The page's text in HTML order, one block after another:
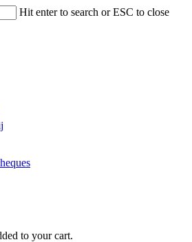
Hit enter to search or ESC to close
to your cart.